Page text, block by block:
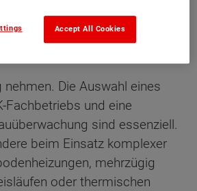
nehmen. Die Auswahl eines
Fachbetriebs und eine
sind essenziell.
beim Einsatz komplexer
mehrzügig
oder thermischen
Accept All Cookies